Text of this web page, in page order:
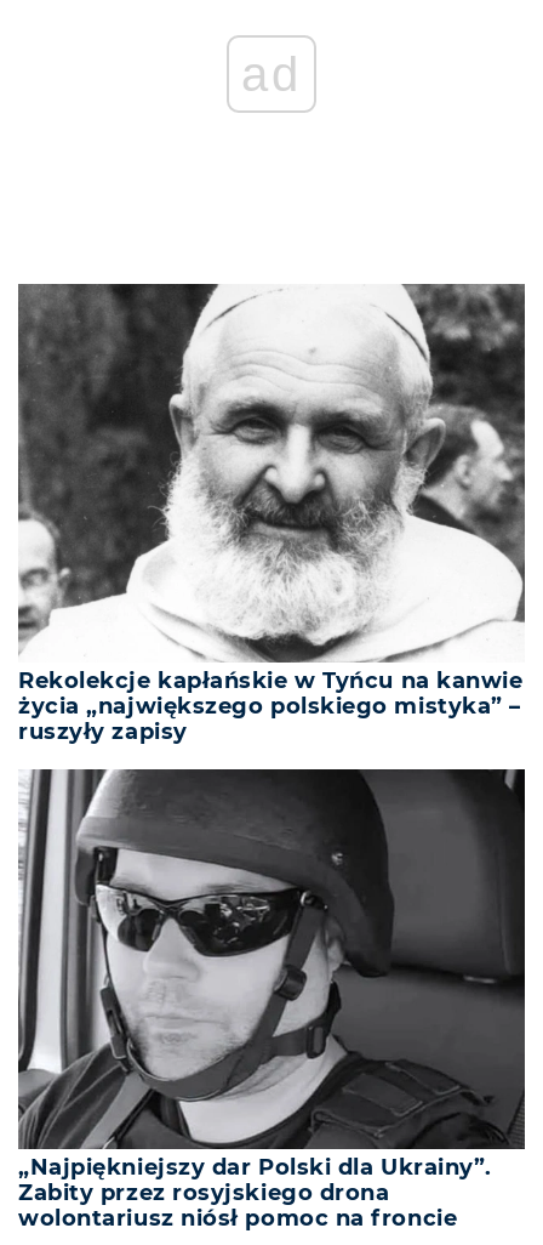
ad
Rekolekcje kapłańskie w Tyńcu na kanwie
życia „największego polskiego mistyka” –
ruszyły zapisy
„Najpiękniejszy dar Polski dla Ukrainy”.
Zabity przez rosyjskiego drona
wolontariusz niósł pomoc na froncie